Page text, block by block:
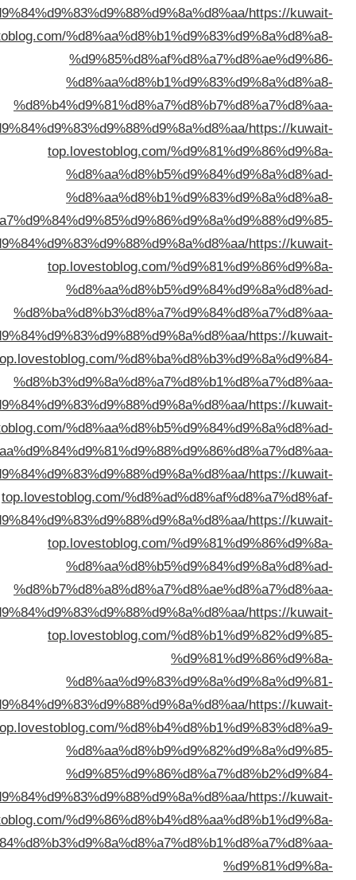
top.lovestoblog.com/
top.lovestoblog.com/
top.lovestoblog.com/
top.lovestoblog.com/
top.lovestoblog.com/
top.lovestoblog.com/
top.lovestoblog.com/
top.lovestoblog.com/
top.lovestoblog.com/
top.lovestoblog.com/